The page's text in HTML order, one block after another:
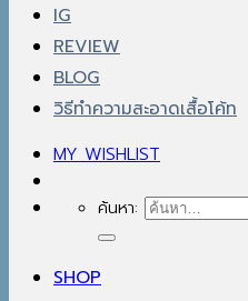
IG
REVIEW
BLOG
วิธีทำความสะอาดเสื้อโค้ท
MY WISHLIST
ค้นหา:
SHOP